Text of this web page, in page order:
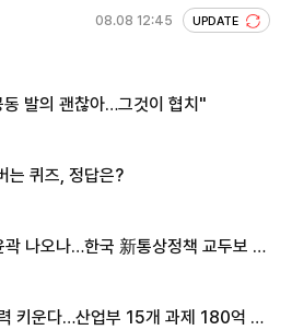
08.08 12:45 UPDATE
발의 괜찮아…그것이 협치"
는 퀴즈, 정답은?
나오나…한국 新통상정책 교두보 활
키운다…산업부 15개 과제 180억 지